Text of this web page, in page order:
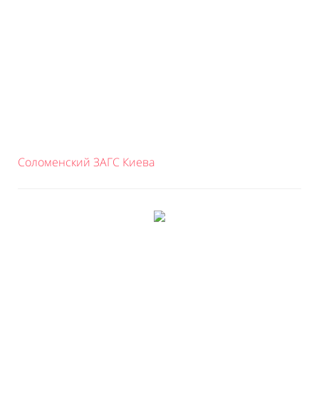
Соломенский ЗАГС Киева